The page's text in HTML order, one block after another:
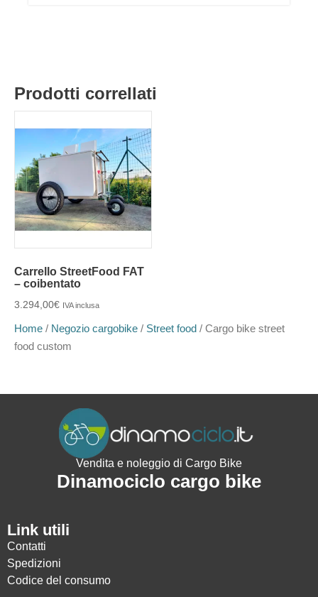
Prodotti correllati
Carrello StreetFood FAT
– coibentato
3.294,00€ IVA inclusa
Home / Negozio cargobike / Street food / Cargo bike street
food custom
Vendita e noleggio di Cargo Bike
Dinamociclo cargo bike
Link utili
Contatti
Spedizioni
Codice del consumo